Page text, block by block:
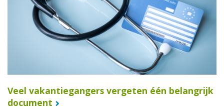
Veel vakantiegangers vergeten één belangrijk
document